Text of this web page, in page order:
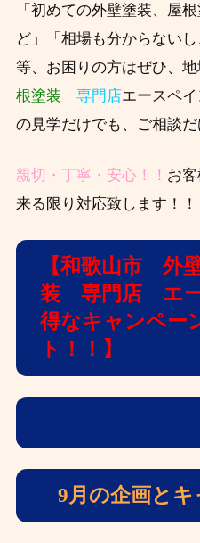
「初めての外壁塗装、屋
ど」「相場も分からない
等、お困りの方はぜひ、 地
根塗装
専門店エースペ
の見学だけでも、ご相談だ
親切・丁寧・安心！！ お
来る限り対応致します！！
【和歌山市 外
装 専門店 エ
得なキャンペ
ト！！】
9月の企画とキ